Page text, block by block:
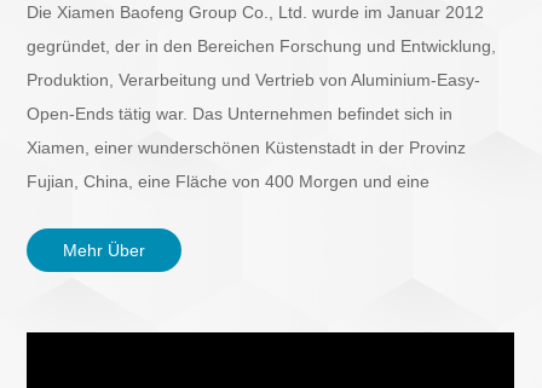
Die Xiamen Baofeng Group Co., Ltd. wurde im Januar 2012
gegründet, der in den Bereichen Forschung und Entwicklung,
Produktion, Verarbeitung und Vertrieb von Aluminium-Easy-
Open-Ends tätig war. Das Unternehmen befindet sich in
Xiamen, einer wunderschönen Küstenstadt in der Provinz
Fujian, China, eine Fläche von 400 Morgen und eine
...
Mehr Über